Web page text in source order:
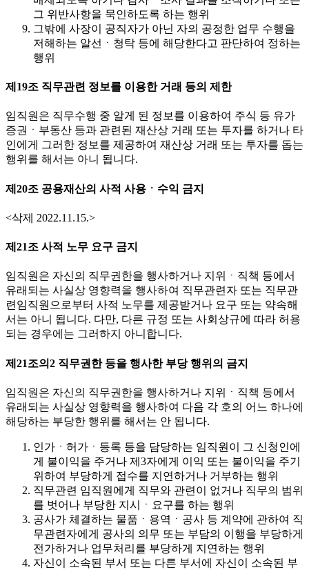
그 위반사항을 묵인하도록 하는 행위
그밖에 사장이 공직자가 아닌 자의 공정한 업무 수행을
저해하는 알선ㆍ청탁 등에 해당한다고 판단하여 정하는
행위
제19조 직무관련 정보를 이용한 거래 등의 제한
임직원은 직무수행 중 알게 된 정보를 이용하여 주식 등 유가
증권ㆍ부동산 등과 관련된 재산상 거래 또는 투자를 하거나 타
인에게 그러한 정보를 제공하여 재산상 거래 또는 투자를 돕는
행위를 해서는 아니 됩니다.
제20조 공용재산의 사적 사용ㆍ수익 금지
<삭제 2022.11.15.>
제21조 사적 노무 요구 금지
임직원은 자신의 직무권한을 행사하거나 지위ㆍ직책 등에서
유래되는 사실상 영향력을 행사하여 직무관련자 또는 직무관
련임직원으로부터 사적 노무를 제공받거나 요구 또는 약속해
서는 아니 됩니다. 다만, 다른 규정 또는 사회상규에 따라 허용
되는 경우에는 그러하지 아니합니다.
제21조의2 직무권한 등을 행사한 부당 행위의 금지
임직원은 자신의 직무권한을 행사하거나 지위ㆍ직책 등에서
유래되는 사실상 영향력을 행사하여 다음 각 호의 어느 하나에
해당하는 부당한 행위를 해서는 안 됩니다.
인가ㆍ허가ㆍ등록 등을 담당하는 임직원이 그 신청인에
게 불이익을 주거나 제3자에게 이익 또는 불이익을 주기
위하여 부당하게 접수를 지연하거나 거부하는 행위
직무관련 임직원에게 직무와 관련이 없거나 직무의 범위
를 벗어나 부당한 지시ㆍ요구를 하는 행위
공사가 체결하는 물품ㆍ용역ㆍ공사 등 계약에 관하여 직
무관련자에게 공사의 의무 또는 부담의 이행을 부당하게
전가하거나 업무처리를 부당하게 지연하는 행위
자신이 소속된 부서 또는 다른 부서에 자신이 소속된 부